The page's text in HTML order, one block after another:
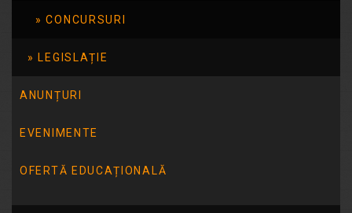
CONCURSURI
LEGISLAȚIE
ANUNȚURI
EVENIMENTE
OFERTĂ EDUCAȚIONALĂ
educationala
clasa pregatitoare
2021-2022
Citește mai mult